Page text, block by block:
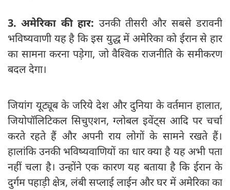
3. अमेरिका की हार: उनकी तीसरी और सबसे डरावनी
भविष्यवाणी यह है कि इस युद्ध में अमेरिका को ईरान से हार
का सामना करना पड़ेगा, जो वैश्विक राजनीति के समीकरण
बदल देगा।
जियांग यूट्यूब के जरिये देश और दुनिया के वर्तमान हालात,
जियोपॉलिटिकल सिचुएशन, ग्लोबल इवेंट्स आदि पर चर्चा
करते रहते हैं और अपनी राय लोगों के सामने रखते हैं।
हालांकि उनकी भविष्‍यवाणियों का धार क्या है यह अभी पता
नहीं चला है। उन्होंने एक कारण यह बताया है कि ईरान के
दुर्गम पहाड़ी क्षेत्र, लंबी सप्लाई लाईन और घर में अमेरिका का